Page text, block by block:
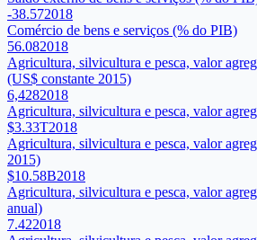
-38.572018
Comércio de bens e serviços (% do PIB)
56.082018
Agricultura, silvicultura e pesca, valor
(US$ constante 2015)
6,4282018
Agricultura, silvicultura e pesca, valor
$3.33T2018
Agricultura, silvicultura e pesca, valor
2015)
$10.58B2018
Agricultura, silvicultura e pesca, valor
anual)
7.422018